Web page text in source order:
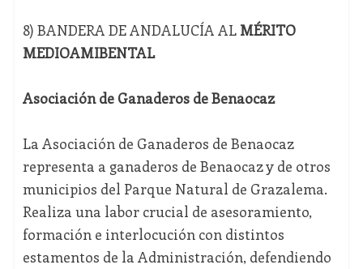
8) BANDERA DE ANDALUCÍA AL MÉRITO
MEDIOAMIBENTAL
Asociación de Ganaderos de Benaocaz
La Asociación de Ganaderos de Benaocaz
representa a ganaderos de Benaocaz y de otros
municipios del Parque Natural de Grazalema.
Realiza una labor crucial de asesoramiento,
formación e interlocución con distintos
estamentos de la Administración, defendiendo